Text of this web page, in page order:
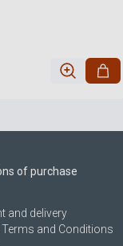
of purchase
and delivery
Terms and Conditions